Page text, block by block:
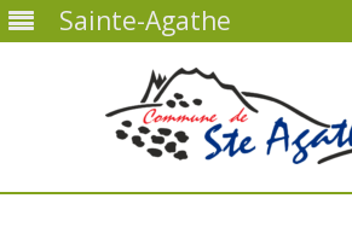
Sainte-Agathe